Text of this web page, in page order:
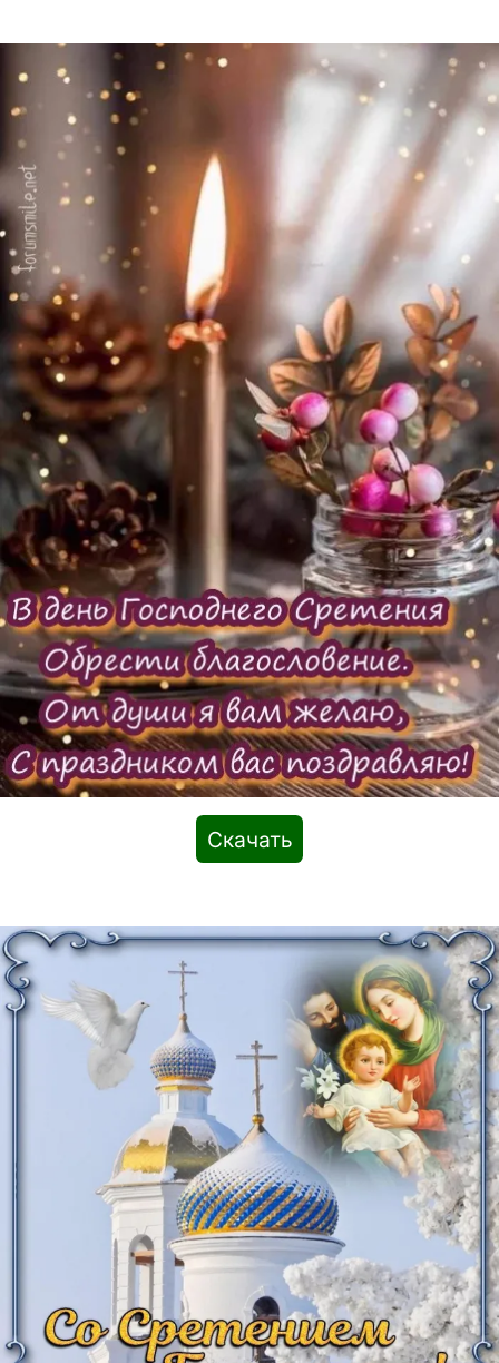
Скачать